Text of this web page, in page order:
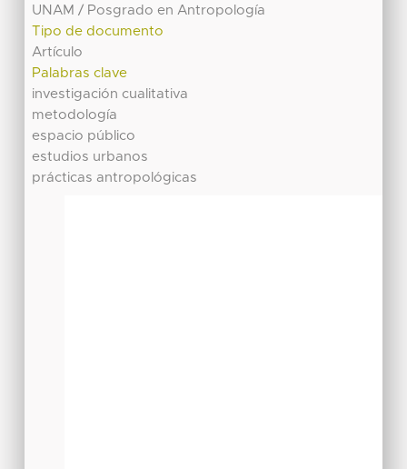
UNAM / Posgrado en Antropología
Tipo de documento
Artículo
Palabras clave
investigación cualitativa
metodología
espacio público
estudios urbanos
prácticas antropológicas